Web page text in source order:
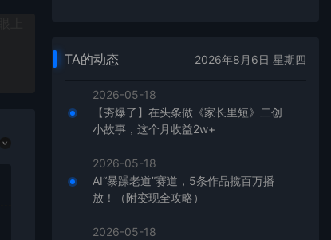
TA的动态 2026年8月6日 星期四
2026-05-18
【夯爆了】在头条做《家长里短》二创
小故事，这个月收益2w+
2026-05-18
AI“暴躁老道”赛道，5条作品揽百万播
放！（附变现全攻略）
2026-05-18